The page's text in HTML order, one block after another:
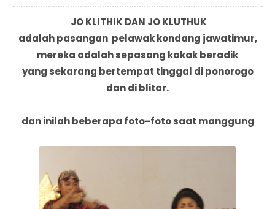
JO KLITHIK DAN JO KLUTHUK
adalah pasangan pelawak kondang jawatimur,
mereka adalah sepasang kakak beradik
yang sekarang bertempat tinggal di ponorogo
dan di blitar.
dan inilah beberapa foto-foto saat manggung